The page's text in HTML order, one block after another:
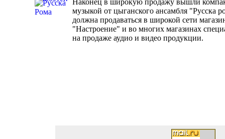
Наконец в широкую продажу вышли
музыкой от цыганского ансамбля "Русска
должна продаваться в широкой сети
"Настроение" и во многих магазинах
на продаже аудио и видео продукции.